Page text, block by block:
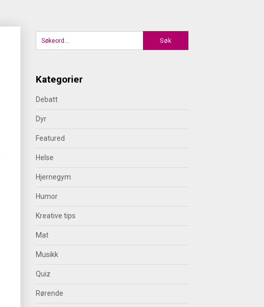
Kategorier
Debatt
Dyr
Featured
Helse
Hjernegym
Humor
Kreative tips
Mat
Musikk
Quiz
Rørende